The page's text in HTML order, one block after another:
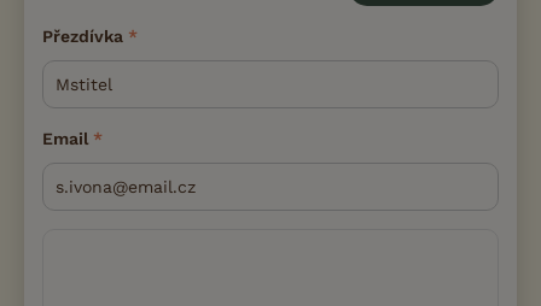
Přezdívka
Email